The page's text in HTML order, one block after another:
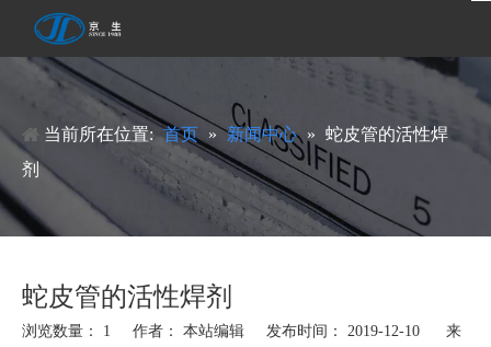
当前所在位置: 首页 » 新闻中心 » 蛇皮管的活性焊
剂
蛇皮管的活性焊剂
浏览数量： 1 作者： 本站编辑 发布时间： 2019-12-10 来